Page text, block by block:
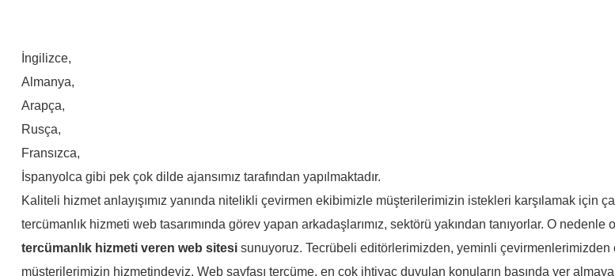
İngilizce,
Almanya,
Arapça,
Rusça,
Fransızca,
İspanyolca gibi pek çok dilde ajansımız tarafından yapılmaktadır.
Kaliteli hizmet anlayışımız yanında nitelikli çevirmen ekibimizle müşterilerimizin istekleri karşılamak için
tercümanlık hizmeti web tasarımında görev yapan arkadaşlarımız, sektörü yakından tanıyorlar. O nedenle
tercümanlık hizmeti veren web sitesi sunuyoruz. Tecrübeli editörlerimizden, yeminli
müşterilerimizin hizmetindeyiz. Web sayfası tercüme, en çok ihtiyaç duyulan konuların başında yer almaya